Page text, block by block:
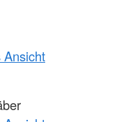
Ansicht